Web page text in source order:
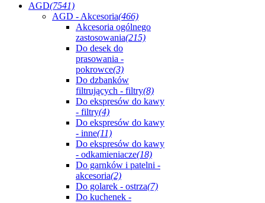
AGD(7541)
AGD - Akcesoria(466)
Akcesoria ogólnego
zastosowania(215)
Do desek do
prasowania -
pokrowce(3)
Do dzbanków
filtrujących - filtry(8)
Do ekspresów do kawy
- filtry(4)
Do ekspresów do kawy
- inne(11)
Do ekspresów do kawy
- odkamieniacze(18)
Do garnków i patelni -
akcesoria(2)
Do golarek - ostrza(7)
Do kuchenek -